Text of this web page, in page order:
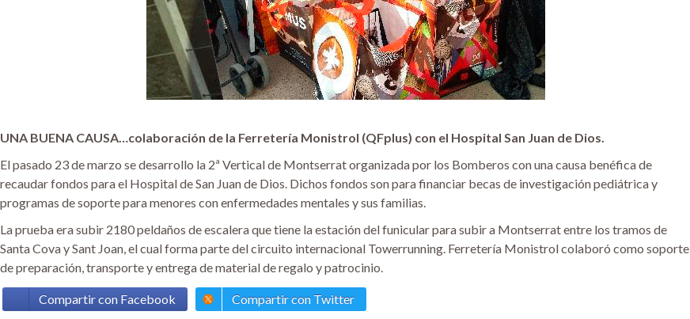
UNA BUENA CAUSA…colaboración de la Ferretería Monistrol (QFplus) con el Hospital San Juan de Dios.
El pasado 23 de marzo se desarrollo la 2ª Vertical de Montserrat organizada por los Bomberos con una causa benéfica de
recaudar fondos para el Hospital de San Juan de Dios. Dichos fondos son para financiar becas de investigación pediátrica y
programas de soporte para menores con enfermedades mentales y sus familias.
La prueba era subir 2180 peldaños de escalera que tiene la estación del funicular para subir a Montserrat entre los tramos de
Santa Cova y Sant Joan, el cual forma parte del circuito internacional Towerrunning. Ferretería Monistrol colaboró como soporte
de preparación, transporte y entrega de material de regalo y patrocinio.
Compartir con Facebook Compartir con Twitter